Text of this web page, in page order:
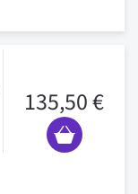
135,50 €